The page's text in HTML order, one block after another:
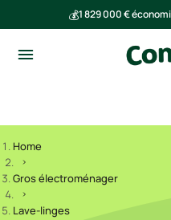
💰1 829 000 €
Home
Gros électroménager
Lave-linges